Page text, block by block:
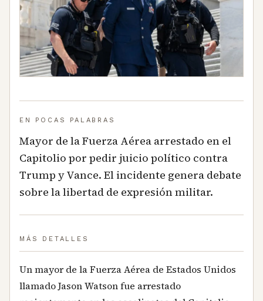
EN POCAS PALABRAS
Mayor de la Fuerza Aérea arrestado en el
Capitolio por pedir juicio político contra
Trump y Vance. El incidente genera debate
sobre la libertad de expresión militar.
MÁS DETALLES
Un mayor de la Fuerza Aérea de Estados Unidos
llamado Jason Watson fue arrestado